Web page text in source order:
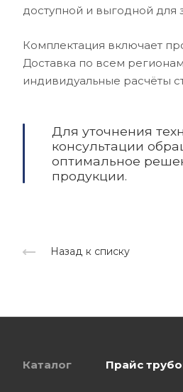
доступной и выгодной для
Комплектация включает
Доставка по всем
индивидуальные расчёты
Для уточнения
консультации
оптимальное
продукции.
Назад к списку
Каталог Прайс